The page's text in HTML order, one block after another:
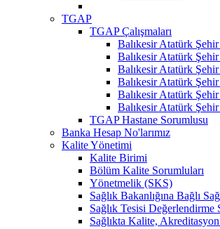
TGAP
TGAP Çalışmaları
Balıkesir Atatürk
Balıkesir Atatürk
Balıkesir Atatürk
Balıkesir Atatürk
Balıkesir Atatürk
Balıkesir Atatürk
TGAP Hastane Sorumlusu
Banka Hesap No'larımız
Kalite Yönetimi
Kalite Birimi
Bölüm Kalite Sorumluları
Yönetmelik (SKS)
Sağlık Bakanlığına Bağlı
Sağlık Tesisi Değerlendirme
Sağlıkta Kalite,